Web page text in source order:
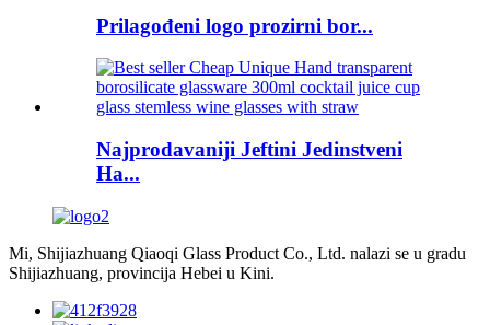
Prilagođeni logo prozirni bor...
Najprodavaniji Jeftini Jedinstveni
Ha...
Mi, Shijiazhuang Qiaoqi Glass Product Co., Ltd. nalazi se u gradu
Shijiazhuang, provincija Hebei u Kini.